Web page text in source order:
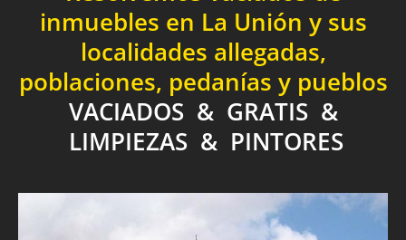
inmuebles en La Unión y sus
localidades allegadas,
poblaciones, pedanías y pueblos
VACIADOS & GRATIS &
LIMPIEZAS & PINTORES